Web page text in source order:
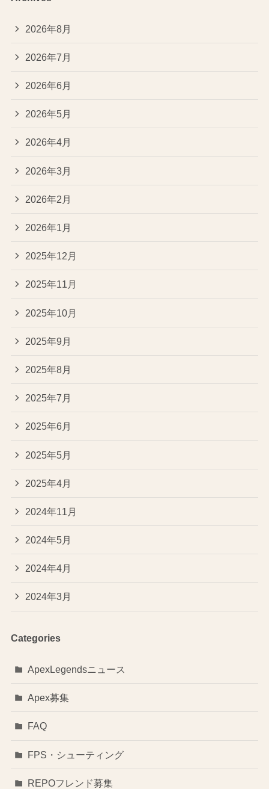
2026年8月
2026年7月
2026年6月
2026年5月
2026年4月
2026年3月
2026年2月
2026年1月
2025年12月
2025年11月
2025年10月
2025年9月
2025年8月
2025年7月
2025年6月
2025年5月
2025年4月
2024年11月
2024年5月
2024年4月
2024年3月
Categories
ApexLegendsニュース
Apex募集
FAQ
FPS・シューティング
REPOフレンド募集